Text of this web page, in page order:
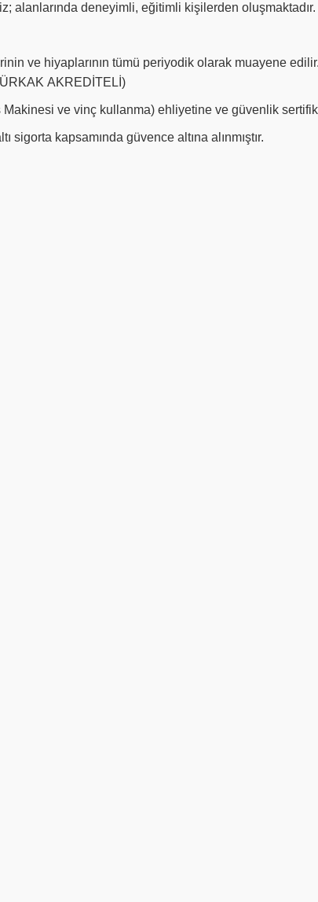
alanlarında deneyimli, eğitimli kişilerden oluşmaktadır.
ve hiyaplarının tümü periyodik olarak muayene
AKREDİTELİ)
Makinesi ve vinç kullanma) ehliyetine ve güvenlik
sigorta kapsamında güvence altına alınmıştır.